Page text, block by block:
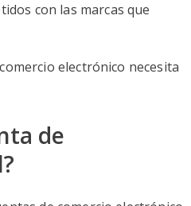
con las marcas que
electrónico necesita
de